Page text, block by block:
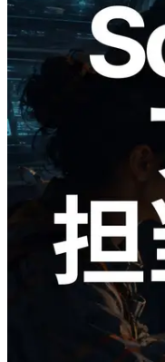
2026.05.24
Validators
ナライザーを
ク生成時間と
この記事を読む
さらに読み込む